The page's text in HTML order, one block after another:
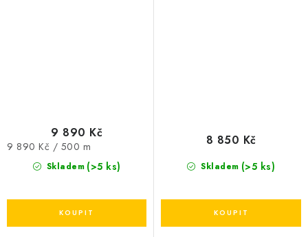
Skladem (>5 ks)
9 890 Kč
Měrná
9 890 Kč / 500 m
Skladem (>5 ks)
8 850 Kč